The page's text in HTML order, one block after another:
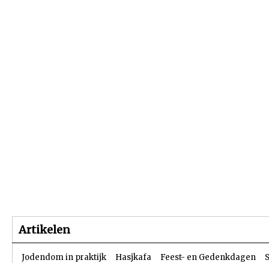
Artikelen
Jodendom in praktijk Hasjkafa Feest- en Gedenkdagen